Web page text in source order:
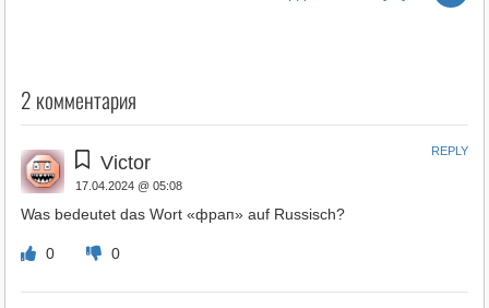
2 комментария
Victor
17.04.2024 @ 05:08
Was bedeutet das Wort «фрап» auf Russisch?
0 0
REPLY